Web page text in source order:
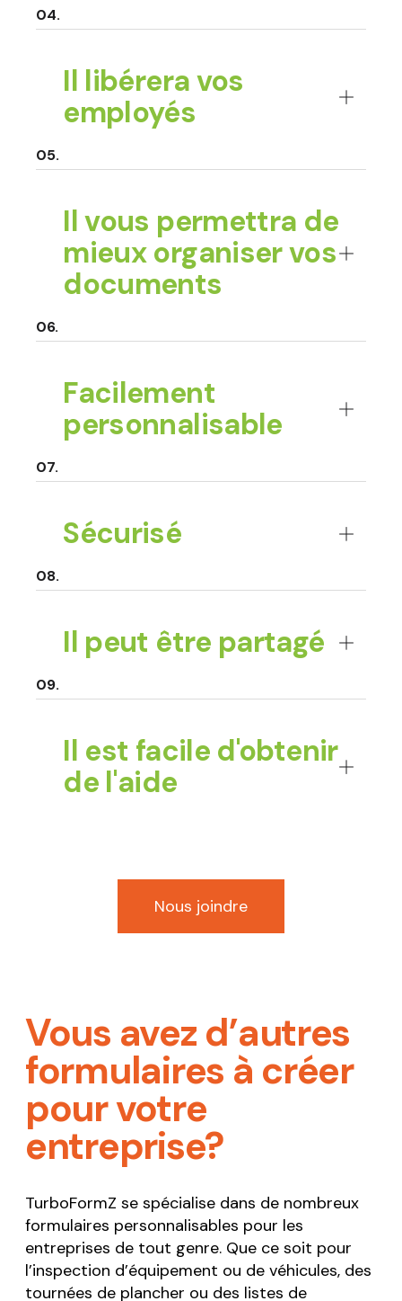
Il libérera vos
employés
Il vous permettra de
mieux organiser vos
documents
Facilement
personnalisable
Sécurisé
Il peut être partagé
Il est facile d'obtenir
de l'aide
Nous joindre
Vous avez d’autres
formulaires à créer
pour votre
entreprise?
TurboFormZ se spécialise dans de nombreux
formulaires personnalisables pour les
entreprises de tout genre. Que ce soit pour
l’inspection d’équipement ou de véhicules, des
tournées de plancher ou des listes de